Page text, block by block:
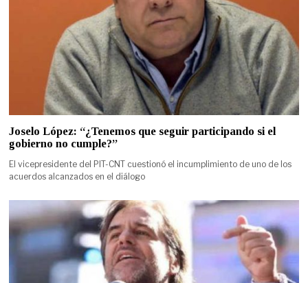
Joselo López: “¿Tenemos que seguir participando si el
gobierno no cumple?”
El vicepresidente del PIT-CNT cuestionó el incumplimiento de uno de los
acuerdos alcanzados en el diálogo